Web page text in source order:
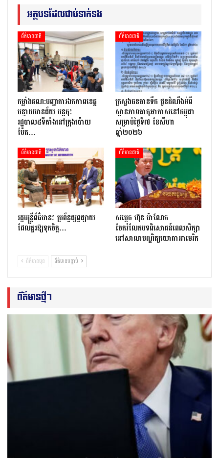
អត្ថបទដែលជាប់ទាក់ទង
ព័ត៌មានជាតិ
កម្លាំងគណ:បញ្ជាការឯកភាពខេត្ត
បន្ទាយមានជ័យ បន្តចុះ
រដ្ឋបាល៥ទីតាំងនៅក្រុងប៉ោយ
ប៉ែត…
ព័ត៌មានជាតិ
ក្រសួងធនធានទឹក ជូនដំណឹងអំពី
ស្ថានភាពធាតុអាកាសនៅកម្ពុជា
សម្រាប់ថ្ងៃទី៧ ខែសីហា
ឆ្នាំ២០២៦
ព័ត៌មានជាតិ
រដ្ឋមន្ត្រីព័ត៌មាន៖ ប្រព័ន្ធផ្សព្វផ្សាយ
ដែលគួរឱ្យទុកចិត្ត…
ព័ត៌មានជាតិ
សម្តេច ហ៊ុន ម៉ាណែត
ចែករំលែកបទពិសោធន៍ពេលសិក្សា
នៅសាលាបណ្ឌិត្យ​យោ​ធា​អាមេរិក
ព័ត៌មានមុន ព័ត៌មានបន្ទាប់
ព័ត៌មានថ្មីៗ